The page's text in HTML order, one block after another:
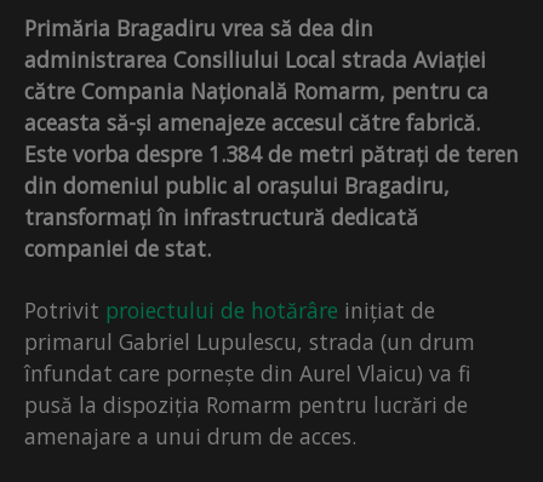
Primăria Bragadiru vrea să dea din
administrarea Consiliului Local strada Aviației
către Compania Națională Romarm, pentru ca
aceasta să-și amenajeze accesul către fabrică.
Este vorba despre 1.384 de metri pătrați de teren
din domeniul public al orașului Bragadiru,
transformați în infrastructură dedicată
companiei de stat.
Potrivit proiectului de hotărâre inițiat de
primarul Gabriel Lupulescu, strada (un drum
înfundat care pornește din Aurel Vlaicu) va fi
pusă la dispoziția Romarm pentru lucrări de
amenajare a unui drum de acces.